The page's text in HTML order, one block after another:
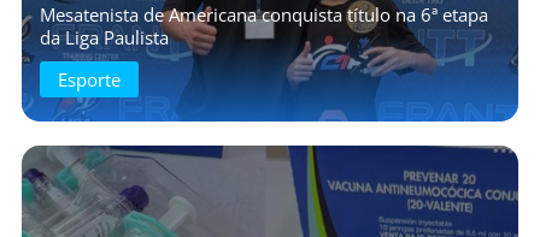
Mesatenista de Americana conquista título na 6ª etapa
da Liga Paulista
Esporte